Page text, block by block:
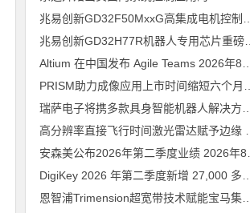
兆易创新GD32H77R机器人专用芯片重磅亮相，精准赋能伺服驱动与关节控制
Altium 在中国发布 Agile Teams 2026年8月6日
安森美公布2026年第二季度业绩 2026年8月6日
恩智浦Trimension超宽带技术赋能宝马集团Digital Key Plus及生命体存在检测功能